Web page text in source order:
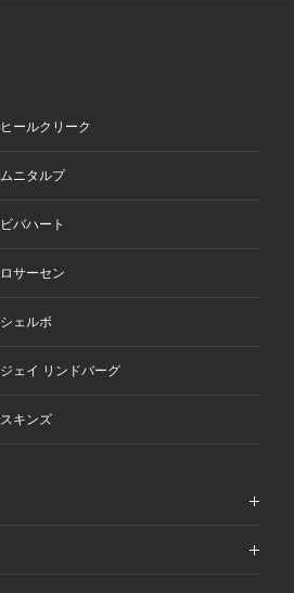
ヒールクリーク
ムニタルプ
ビバハート
ロサーセン
シェルボ
ジェイ リンドバーグ
スキンズ